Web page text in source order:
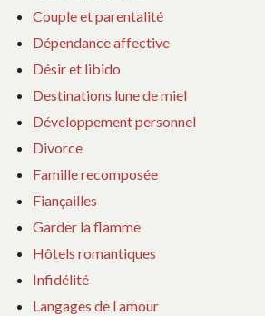
Couple et parentalité
Dépendance affective
Désir et libido
Destinations lune de miel
Développement personnel
Divorce
Famille recomposée
Fiançailles
Garder la flamme
Hôtels romantiques
Infidélité
Langages de l amour